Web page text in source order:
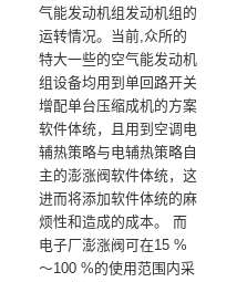
气能发动机组发动机组的
运转情况。当前,众所的
特大一些的空气能发动机
组设备均用到单回路开关
增配单台压缩成机的方案
软件体统，且用到空调电
辅热策略与电辅热策略自
主的澎涨阀软件体统，这
进而将添加软件体统的麻
烦性和造成的成本。 而
电子厂澎涨阀可在15 %
～100 %的使用范围内采